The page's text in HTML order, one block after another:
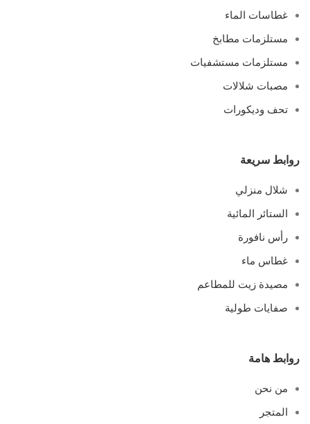
غطاسات الماء
مستلزمات مطابخ
مستلزمات مستشفيات
مصبات شلالات
تحف وديكورات
روابط سريعة
شلال منزلي
الستائر المائية
رأس نافورة
غطاس ماء
مصيدة زيت للمطاعم
صفايات طولية
روابط هامة
من نحن
المتجر